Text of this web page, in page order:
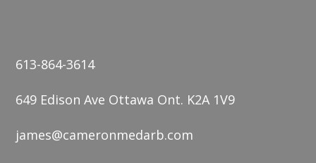
613-864-3614
649 Edison Ave Ottawa Ont. K2A 1V9
james@cameronmedarb.com